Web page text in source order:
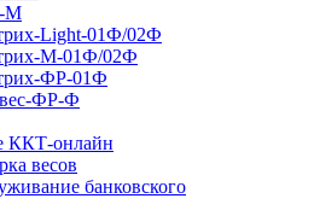
М
Light-01Ф/02Ф
М-01Ф/02Ф
ФР-01Ф
ФР-Ф
ККТ-онлайн
весов
банковского